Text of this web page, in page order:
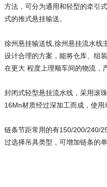
方法，可分为通用和轻型的牵引
式的推式悬挂输送。
徐州悬挂输送线,徐州悬挂流水线
设计合理的方案，能将仓库、组
在更大 程度上理顺车间的物流，
封闭式轻型悬挂流水线，采用滚
16Mn材质经过深加工而成，使用
链条节距常用的有150/200/240/
过选择吊具类型，可增加链条的单